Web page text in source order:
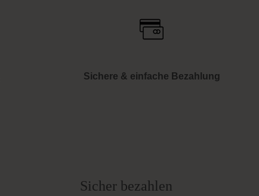
Sichere & einfache Bezahlung
Sicher bezahlen